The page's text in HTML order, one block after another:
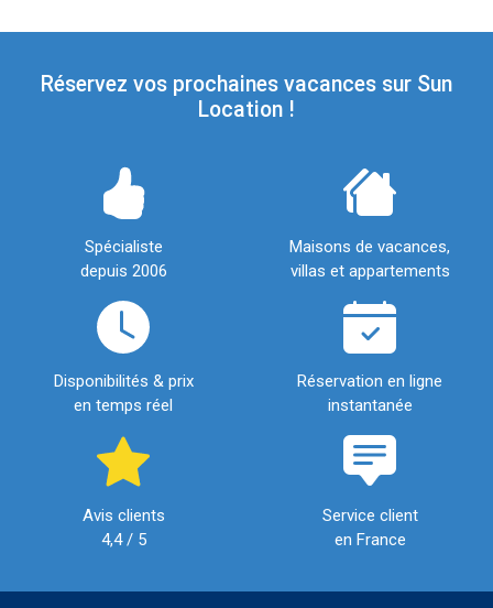
Réservez vos prochaines vacances sur Sun
Location !
Spécialiste
depuis 2006
Maisons de vacances,
villas et appartements
Disponibilités & prix
en temps réel
Réservation en ligne
instantanée
Avis clients
4,4 / 5
Service client
en France